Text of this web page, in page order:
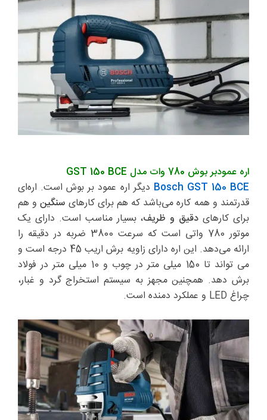
اره عمودبر بوش 780 وات مدل GST 150 BCE
Bosch GST 150 BCE دیگر اره عمود بر بوش است. اره‌ای
قدرتمند و همه کاره می‌باشد که هم برای کارهای سنگینو هم
برای کارهای دقیق و ظریف، بسیار مناسب است. دارای یک
موتور 780 واتی است که سرعت 3800 ضربه در دقیقه را
ارائه می‌دهد. این اره دارای زاویه برش اریب 45 درجه است و
می تواند تا 150 میلی متر در چوب و 10 میلی متر در فولاد
برش دهد. همچنین مجهز به سیستم استخراج گرد و غبار،
چراغ LED و عملکرد دمنده است.